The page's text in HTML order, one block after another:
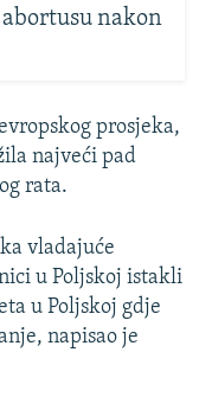
abortusu nakon
prosjeka,
najveći pad
rata.
vladajuće
u Poljskoj istakli
u Poljskoj gdje
napisao je